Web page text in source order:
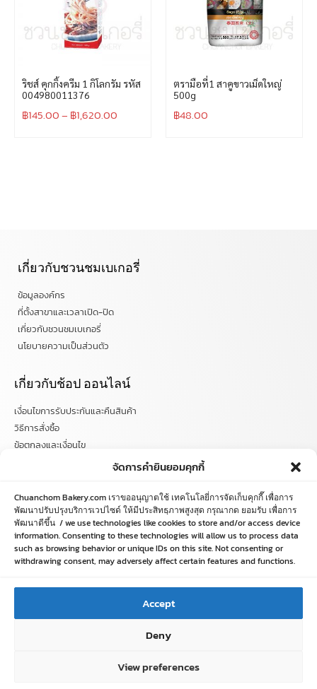
จัดการคำยินยอมคุกกี้
Chuanchom Bakery.com เราขออนุญาตใช้ เทคโนโลยี่การจัดเก็บคุกกี๊ เพื่อการ
พัฒนาปรับปรุงบริการเวปไซด์ ให้มีประสิทธฺภาพสูงสุด กรุณากด ยอมรับ เพื่อการ
พัฒนาดีขึ้น / we use technologies like cookies to store and/or access device
information. Consenting to these technologies will allow us to process data
such as browsing behavior or unique IDs on this site. Not consenting or
withdrawing consent, may adversely affect certain features and functions.
Accept
Deny
View preferences
ริชส์ คุกกิ้งครีม 1 กิโลกรัม รหัส
004980011376
฿145.00– ฿1,620.00
ตรามือที่1 สาคูขาวเม็ดใหญ่
500g
฿48.00
เกี่ยวกับชวนชมเบเกอรี่
ข้อมูลองค์กร
ที่ตั้งสาขาและเวลาเปิด-ปิด
เกี่ยวกับชวนชมเบเกอรี่
นโยบายความเป็นส่วนตัว
เกี่ยวกับช้อป ออนไลน์
เงื่อนไขการรับประกันและคืนสินค้า
วิธีการสั่งซื้อ
ข้อตกลงและเงื่อนไข
ติดตามข่าวสารได้ที่
chuanchombakery
chuanchombakery
www.chuanchombakery.com
โทร. 065-526-2325, 02 519 8212
E-mail : chuanchom.bakery@gmail.com